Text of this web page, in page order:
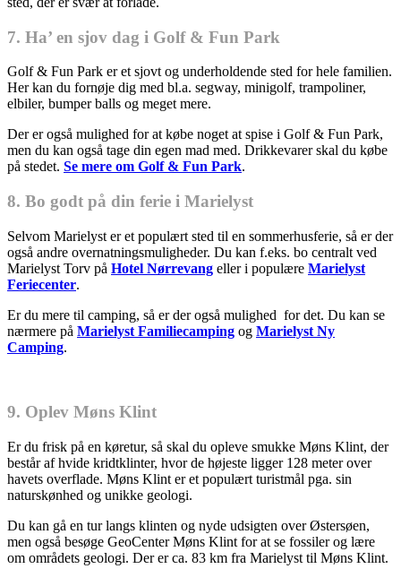
7. Ha’ en sjov dag i Golf & Fun Park
Golf & Fun Park er et sjovt og underholdende sted for hele familien.
Her kan du fornøje dig med bl.a. segway, minigolf, trampoliner,
elbiler, bumper balls og meget mere.
Der er også mulighed for at købe noget at spise i Golf & Fun Park,
men du kan også tage din egen mad med. Drikkevarer skal du købe
på stedet. Se mere om Golf & Fun Park.
8. Bo godt på din ferie i Marielyst
Selvom Marielyst er et populært sted til en sommerhusferie, så er der
også andre overnatningsmuligheder. Du kan f.eks. bo centralt ved
Marielyst Torv på Hotel Nørrevang eller i populære Marielyst
Feriecenter.
Er du mere til camping, så er der også mulighed for det. Du kan se
nærmere på Marielyst Familiecamping og Marielyst Ny
Camping.
9. Oplev Møns Klint
Er du frisk på en køretur, så skal du opleve smukke Møns Klint, der
består af hvide kridtklinter, hvor de højeste ligger 128 meter over
havets overflade. Møns Klint er et populært turistmål pga. sin
naturskønhed og unikke geologi.
Du kan gå en tur langs klinten og nyde udsigten over Østersøen,
men også besøge GeoCenter Møns Klint for at se fossiler og lære
om områdets geologi. Der er ca. 83 km fra Marielyst til Møns Klint.